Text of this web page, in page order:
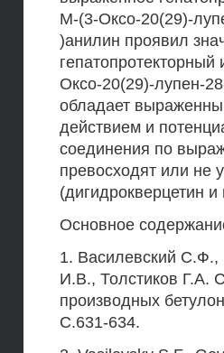
М-(3-Оксо-20(29)-
)анилин проявил
Оксо-20(29)-лупен-
обладает
действием и
соединения по
превосходят или не
(дигидрокверцетин
Основное
1. Василевский
И.В., Толстиков Г.А.
производных
С.631-634.